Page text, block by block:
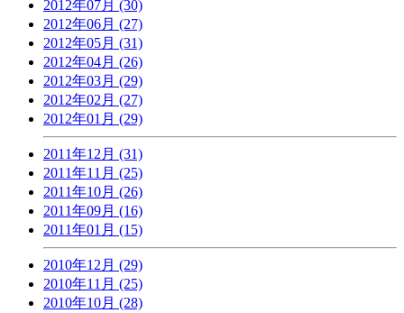
2012年07月 (30)
2012年06月 (27)
2012年05月 (31)
2012年04月 (26)
2012年03月 (29)
2012年02月 (27)
2012年01月 (29)
2011年12月 (31)
2011年11月 (25)
2011年10月 (26)
2011年09月 (16)
2011年01月 (15)
2010年12月 (29)
2010年11月 (25)
2010年10月 (28)